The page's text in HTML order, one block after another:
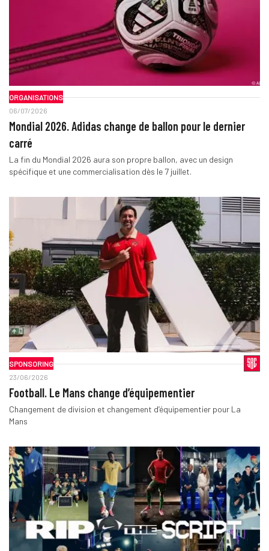
ORGANISATIONS
06/07/2026
Mondial 2026. Adidas change de ballon pour le dernier
carré
La fin du Mondial 2026 aura son propre ballon, avec un design
spécifique et une commercialisation dès le 7 juillet.
SPONSORING
23/06/2026
Football. Le Mans change d’équipementier
Changement de division et changement d’équipementier pour La
Mans